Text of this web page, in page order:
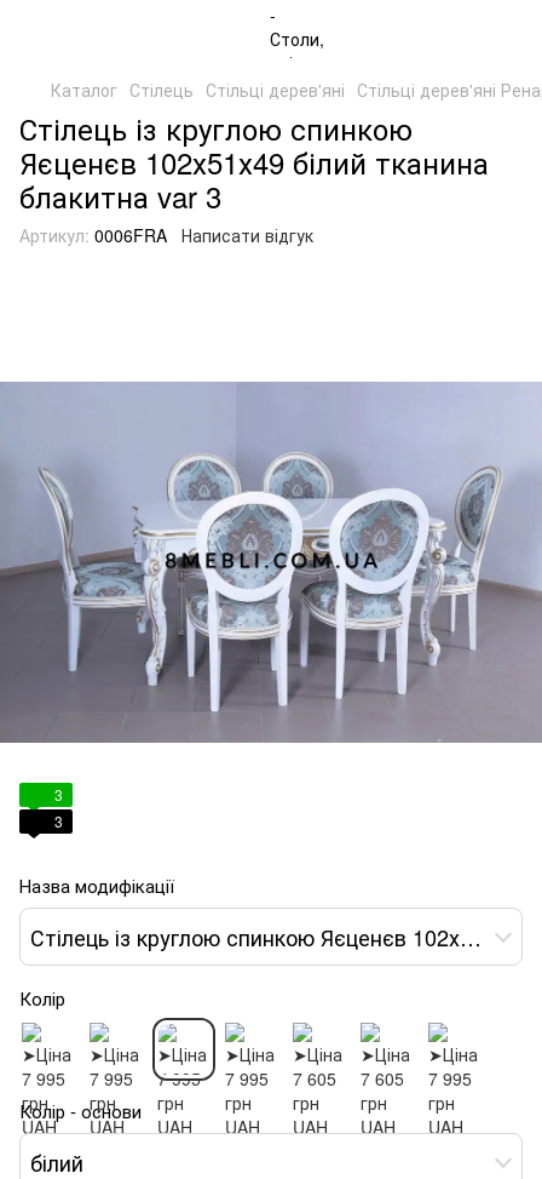
Каталог Стілець Стільці дерев'яні Стільці дерев'яні
Стілець із круглою спинкою
Яєценєв 102х51х49 білий тканина
блакитна var 3
Артикул: 0006FRA Написати відгук
3
3
Назва модифікації
Стілець із круглою спинкою Яєценєв 102х51х49 білий тканина блакитна var 3
Колір
Колір - основи
білий